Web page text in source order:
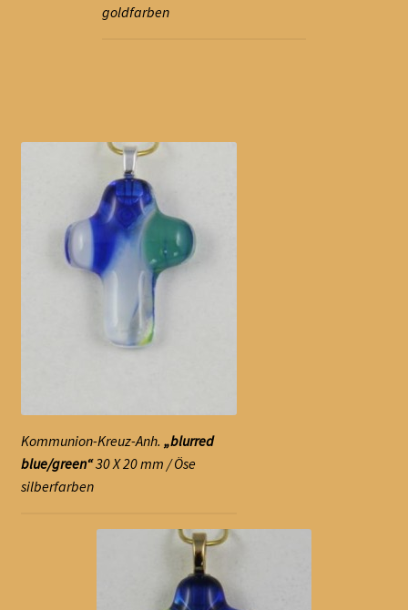
goldfarben
Kommunion-Kreuz-Anh. „blurred
blue/green“30 X 20 mm / Öse
silberfarben